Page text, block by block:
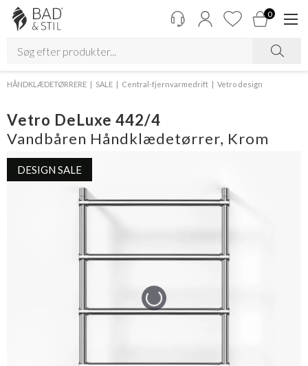
0
HÅNDKLÆDETØRRERE SALE Central-fjernvarmedrift Vetro design
Vetro DeLuxe 442/4
Vandbåren Håndklædetørrer, Krom
DESIGN SALE